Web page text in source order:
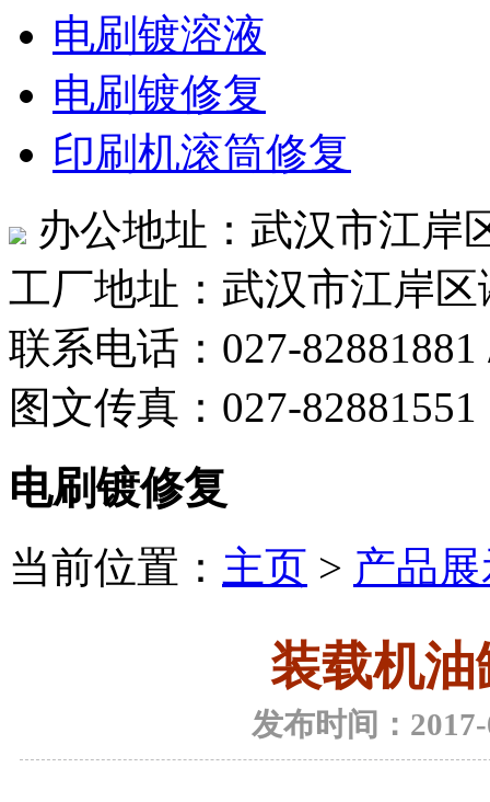
电刷镀溶液
电刷镀修复
印刷机滚筒修复
办公地址：武汉市江岸
工厂地址：武汉市江岸
联系电话：027-82881881
图文传真：027-82881551
电刷镀修复
当前位置： 主页 > 产品
装载机油
发布时间：